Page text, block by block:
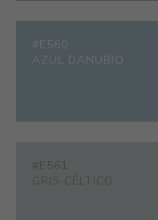
#E560
AZUL DANUBIO